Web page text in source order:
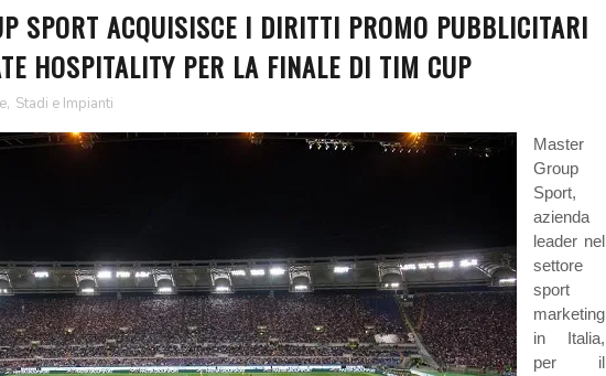
SPORT ACQUISISCE I DIRITTI PROMO PUBBLICITARI
HOSPITALITY PER LA FINALE DI TIM CUP
, Stadi e Impianti
Master
Group
Sport,
azienda
leader nel
settore
sport
marketing
in Italia,
per il